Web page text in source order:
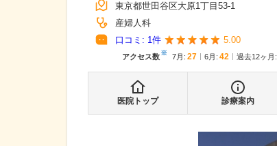
東京都世田谷区大原1丁目53-1
産婦人科
口コミ: 1件 5.00
アクセス数※ 7月 : 27 6月 : 42 過去12ヶ月:
医院トップ 診療案内